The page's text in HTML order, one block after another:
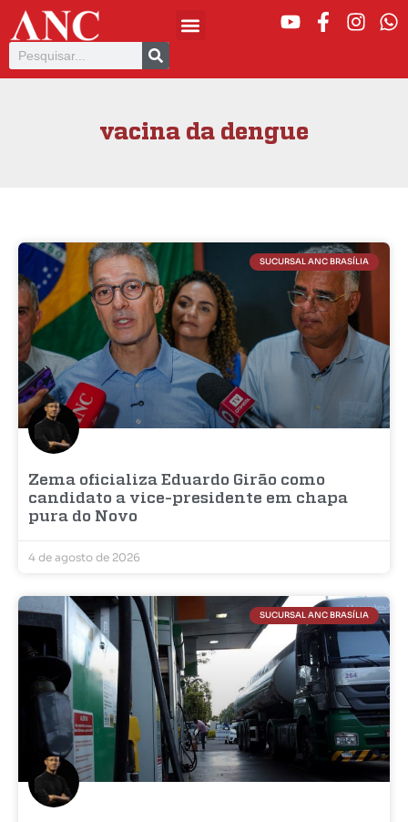
vacina da dengue
SUCURSAL ANC BRASÍLIA
Zema oficializa Eduardo Girão como
candidato a vice-presidente em chapa
pura do Novo
4 de agosto de 2026
SUCURSAL ANC BRASÍLIA